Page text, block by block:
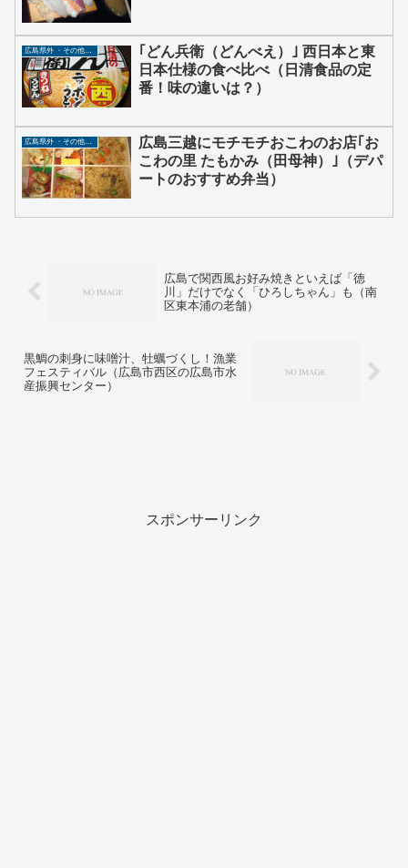
広島県外 ・その他グルメ
｢どん兵衛（どんべえ）｣ 西日本と東
日本仕様の食べ比べ（日清食品の定
番！味の違いは？）
広島県外 ・その他グルメ
広島三越にモチモチおこわのお店｢お
こわの里 たもかみ（田母神）｣（デパ
ートのおすすめ弁当）
広島で関西風お好み焼きといえば「徳
川」だけでなく「ひろしちゃん」も（南
区東本浦の老舗）
黒鯛の刺身に味噌汁、牡蠣づくし！漁業
フェスティバル（広島市西区の広島市水
産振興センター）
スポンサーリンク